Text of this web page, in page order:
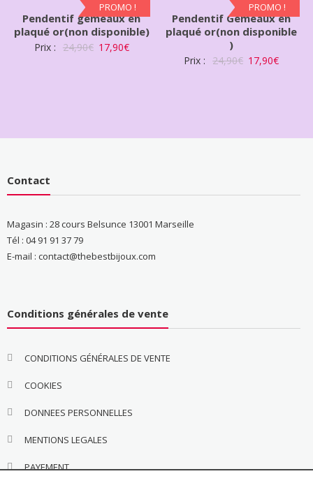
PROMO !
Pendentif gémeaux en
plaqué or(non disponible)
Prix : 24,90€ 17,90€
PROMO !
Pendentif Gémeaux en
plaqué or(non disponible
)
Prix : 24,90€ 17,90€
Contact
Magasin : 28 cours Belsunce 13001 Marseille
Tél : 04 91 91 37 79
E-mail : contact@thebestbijoux.com
Conditions générales de vente
CONDITIONS GÉNÉRALES DE VENTE
COOKIES
DONNEES PERSONNELLES
MENTIONS LEGALES
PAYEMENT